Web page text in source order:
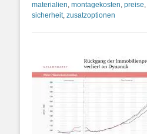
materialien, montagekosten, preise,
sicherheit, zusatzoptionen